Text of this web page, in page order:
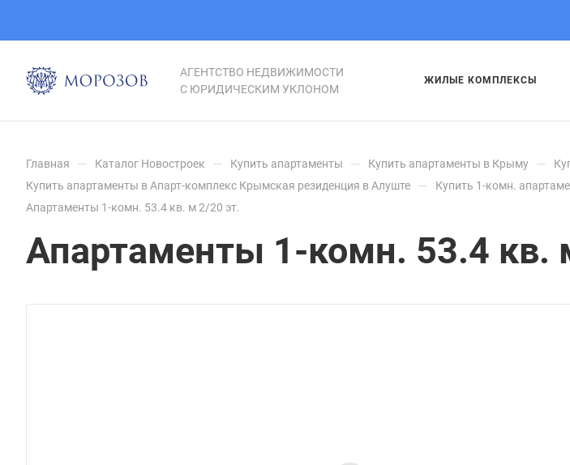
АГЕНТСТВО НЕДВИЖИМОСТИ
С ЮРИДИЧЕСКИМ УКЛОНОМ
ЖИЛЫЕ КОМПЛЕКСЫ
Главная — Каталог Новостроек — Купить апартаменты — Купить апартаменты в Крыму —
Купить апартаменты в Апарт-комплекс Крымская резиденция в Алуште — Купить 1-комн.
Апартаменты 1-комн. 53.4 кв. м 2/20 эт.
Апартаменты 1-комн. 53.4 кв.